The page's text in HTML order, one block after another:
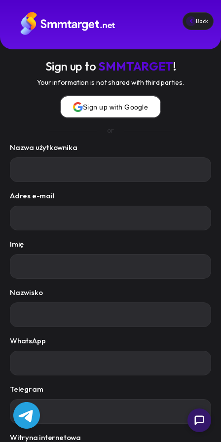
Regulamin
Blog
Zaloguj się Zarejestruj się
Back
Sign up to SMMTARGET!
Your information is not shared with third parties.
Sign up with Google
or
Nazwa użytkownika
Adres e-mail
Imię
Nazwisko
WhatsApp
Telegram
Witryna internetowa
smmtarget.net© 2026 All rights reserved.